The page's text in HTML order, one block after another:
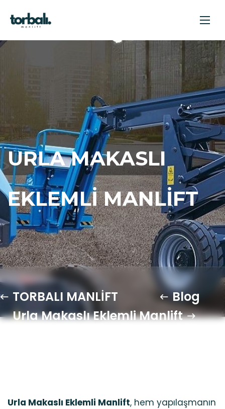
URLA MAKASLI
EKLEMLI MANLIFT
TORBALI MANLİFT
Blog
Urla Makaslı Eklemli Manlift
Urla Makaslı Eklemli Manlift, hem yapılaşmanın